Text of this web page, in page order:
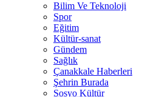
Bilim Ve Teknoloji
Spor
Eğitim
Kültür-sanat
Gündem
Sağlık
Çanakkale Haberleri
Şehrin Burada
Sosyo Kültür